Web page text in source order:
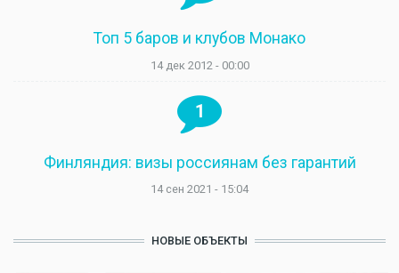
Топ 5 баров и клубов Монако
14 дек 2012 - 00:00
1
Финляндия: визы россиянам без гарантий
14 сен 2021 - 15:04
НОВЫЕ ОБЪЕКТЫ